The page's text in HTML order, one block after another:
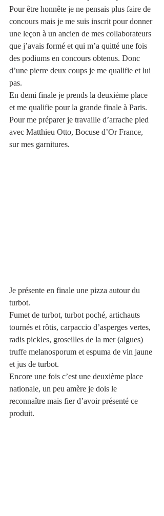
Pour être honnête je ne pensais plus faire de
concours mais je me suis inscrit pour donner
une leçon à un ancien de mes collaborateurs
que j’avais formé et qui m’a quitté une fois
des podiums en concours obtenus. Donc
d’une pierre deux coups je me qualifie et lui
pas.
En demi finale je prends la deuxième place
et me qualifie pour la grande finale à Paris.
Pour me préparer je travaille d’arrache pied
avec Matthieu Otto, Bocuse d’Or France,
sur mes garnitures.
Je présente en finale une pizza autour du
turbot.
Fumet de turbot, turbot poché, artichauts
tournés et rôtis, carpaccio d’asperges vertes,
radis pickles, groseilles de la mer (algues)
truffe melanosporum et espuma de vin jaune
et jus de turbot.
Encore une fois c’est une deuxième place
nationale, un peu amère je dois le
reconnaître mais fier d’avoir présenté ce
produit.